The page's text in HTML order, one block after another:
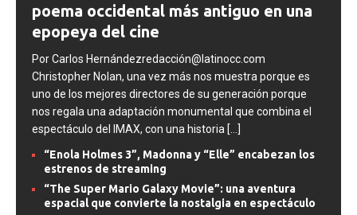
poema occidental más antiguo en una
epopeya del cine
Por Carlos Hernándezredacción@latinocc.com
Christopher Nolan, una vez más nos muestra porque es
uno de los mejores directores de su generación porque
nos regala una adaptación monumental que combina el
espectáculo del IMAX, con una historia [...]
“Enola Holmes 3”, Madonna y “Elle” encabezan los
estrenos de streaming
“The Super Mario Galaxy Movie”: una aventura
espacial que convierte la nostalgia en espectáculo